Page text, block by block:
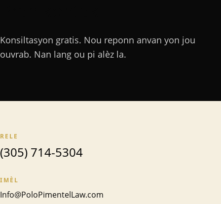
Konsiltasyon gratis. Nou reponn anvan yon jou
ouvrab. Nan lang ou pi alèz la.
RELE
(305) 714-5304
IMÈL
Info@PoloPimentelLaw.com